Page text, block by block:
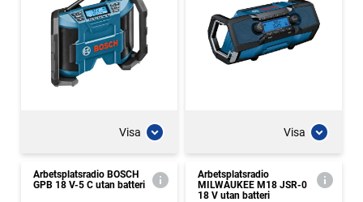
Visa Visa
Arbetsplatsradio BOSCH
GPB 18 V-5 C utan batteri
Arbetsplatsradio
MILWAUKEE M18 JSR-0
18 V utan batteri